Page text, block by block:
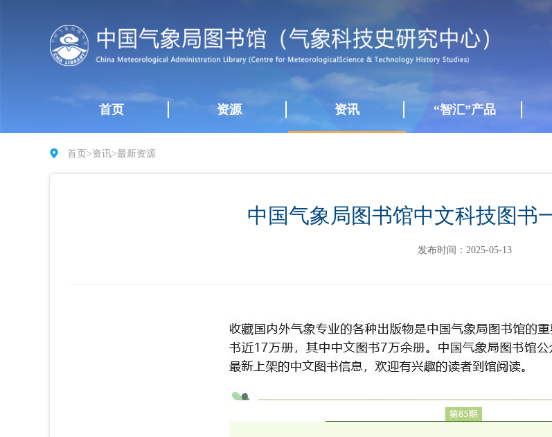
首页 资源 资讯 “智汇”产品
首页 >资讯>最新资源
中国气象局图书馆中文科技图书
发布时间： 2025-05-13